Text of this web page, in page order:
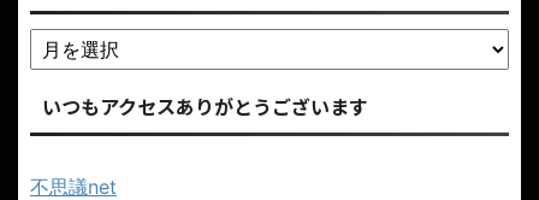
いつもアクセスありがとうございます
不思議net